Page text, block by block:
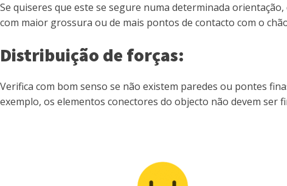
Se quiseres que este se segure numa determinada
com maior grossura ou de mais pontos de contacto com o
Distribuição de forças:
Verifica com bom senso se não existem paredes ou pontes
exemplo, os elementos conectores do objecto não devem ser